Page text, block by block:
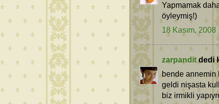
Yapmamak
öyleymiş!)
18 Kasım, 2008
zarpanditdedi
bende annemin
geldi nişasta
biz irmikli